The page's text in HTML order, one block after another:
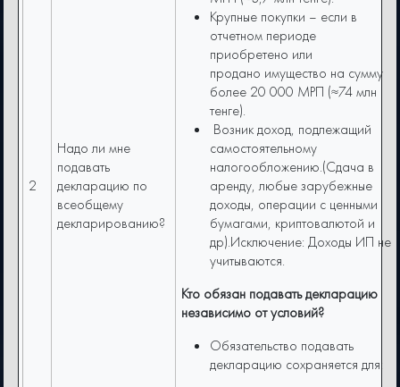
2
Надо ли мне
подавать
декларацию по
всеобщему
декларированию?
Крупные покупки – если в
отчетном периоде
приобретено или
продано имущество на сумму
более 20 000 МРП (≈74 млн
тенге).
Возник доход, подлежащий
самостоятельному
налогообложению.(Сдача в
аренду, любые зарубежные
доходы, операции с ценными
бумагами, криптовалютой и
др).Исключение: Доходы ИП не
учитываются.
Кто обязан подавать декларацию
независимо от условий?
Обязательство подавать
декларацию сохраняется для: